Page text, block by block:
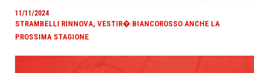
11/11/2024
STRAMBELLI RINNOVA, VESTIR� BIANCOROSSO ANCHE LA
PROSSIMA STAGIONE